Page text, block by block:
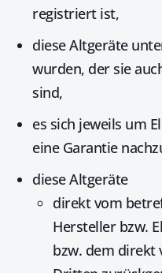
registriert ist,
diese Altgeräte
wurden, der sie
sind,
es sich jeweils um
eine Garantie
diese Altgeräte
direkt vom
Hersteller bzw.
bzw. dem direkt